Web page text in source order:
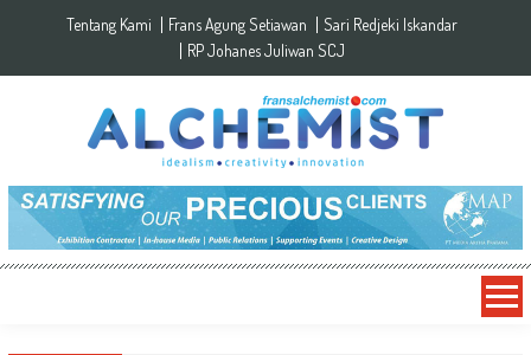
Skip to content
Tentang Kami Frans Agung Setiawan
Sari Redjeki Iskandar
RP Johanes Juliwan SCJ